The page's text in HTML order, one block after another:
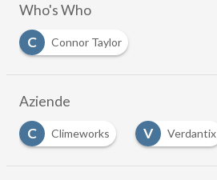
Who's Who
C
Connor Taylor
Aziende
C
Climeworks V Verdantix